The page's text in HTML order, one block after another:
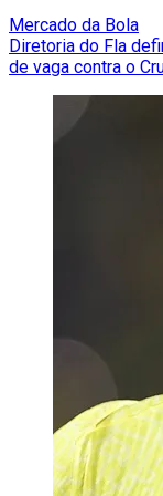
Mercado da Bola
Diretoria do Fla
de vaga contra o